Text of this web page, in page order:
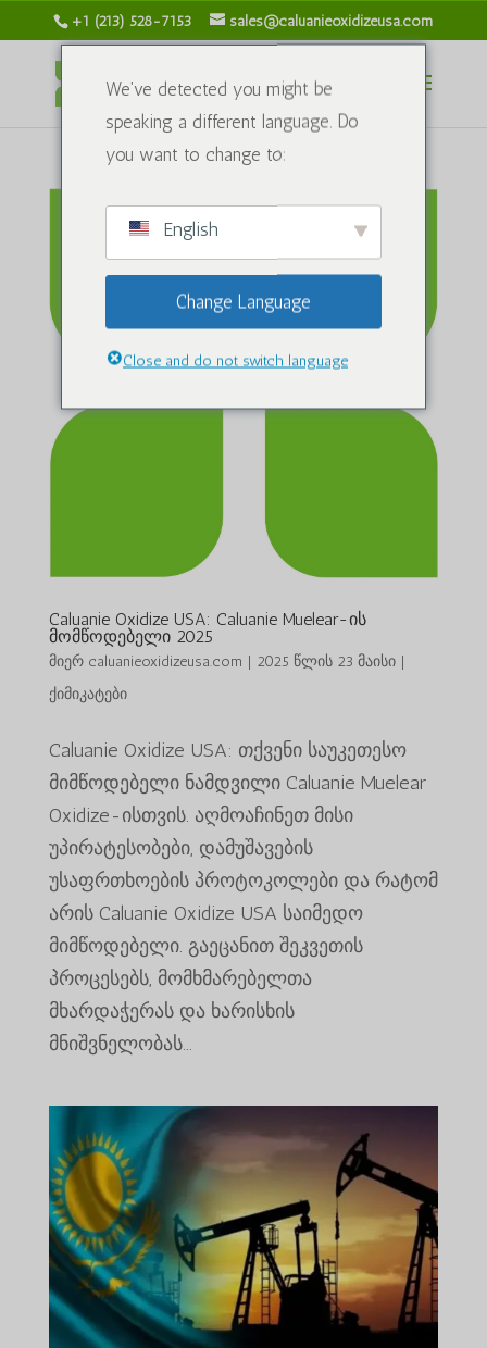
+1 (213) 528-7153 sales@caluanieoxidizeusa.com
Caluanie Oxidize USA: Caluanie Muelear-ის
მომწოდებელი 2025
მიერ caluanieoxidizeusa.com | 2025 წლის 23 მაისი|
ქიმიკატები
Caluanie Oxidize USA: თქვენი საუკეთესო
მიმწოდებელი ნამდვილი Caluanie Muelear
Oxidize-ისთვის. აღმოაჩინეთ მისი
უპირატესობები, დამუშავების
უსაფრთხოების პროტოკოლები და რატომ
არის Caluanie Oxidize USA საიმედო
მიმწოდებელი. გაეცანით შეკვეთის
პროცესებს, მომხმარებელთა
მხარდაჭერას და ხარისხის
მნიშვნელობას...
We've detected you might be
speaking a different language. Do
you want to change to:
English
Change Language
Close and do not switch language